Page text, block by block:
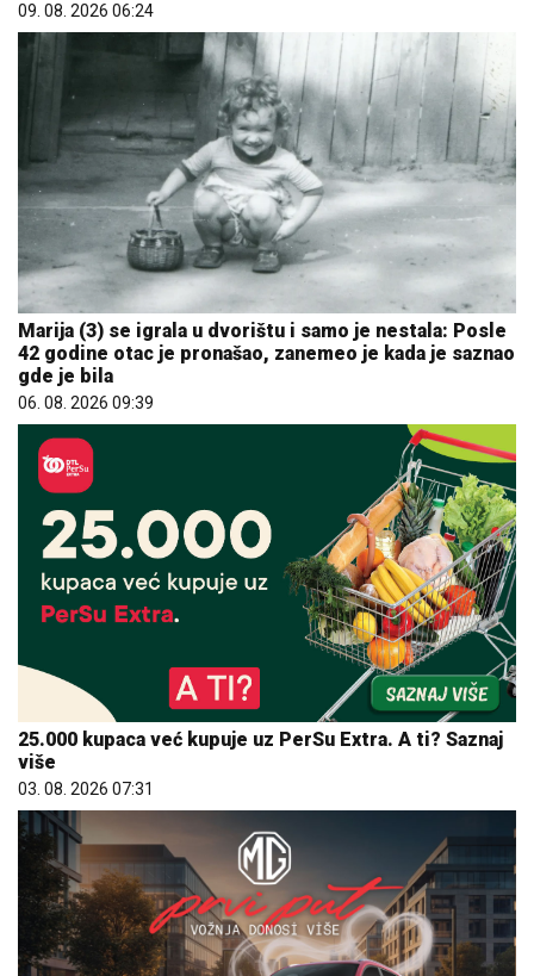
09. 08. 2026 06:24
Marija (3) se igrala u dvorištu i samo je nestala: Posle
42 godine otac je pronašao, zanemeo je kada je saznao
gde je bila
06. 08. 2026 09:39
25.000 kupaca već kupuje uz PerSu Extra. A ti? Saznaj
više
03. 08. 2026 07:31